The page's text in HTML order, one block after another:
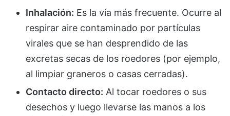
Inhalación: Es la vía más frecuente. Ocurre al
respirar aire contaminado por partículas
virales que se han desprendido de las
excretas secas de los roedores (por ejemplo,
al limpiar graneros o casas cerradas).
Contacto directo: Al tocar roedores o sus
desechos y luego llevarse las manos a los